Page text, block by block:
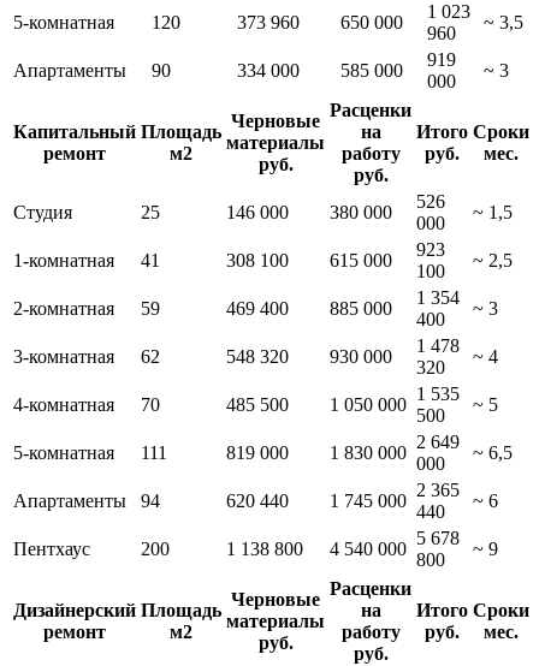
5-комнатная 120 373 960 650 000
1 023
960
~ 3,5
Апартаменты 90 334 000 585 000
919
000
~ 3
Капитальный
ремонт
Площадь
м2
Черновые
материалы
руб.
Расценки
на
работу
руб.
Итого
руб.
Сроки
мес.
Студия 25 146 000 380 000
526
000
~ 1,5
1-комнатная 41 308 100 615 000
923
100
~ 2,5
2-комнатная 59 469 400 885 000
1 354
400
~ 3
3-комнатная 62 548 320 930 000
1 478
320
~ 4
4-комнатная 70 485 500 1 050 000
1 535
500
~ 5
5-комнатная 111 819 000 1 830 000
2 649
000
~ 6,5
Апартаменты 94 620 440 1 745 000
2 365
440
~ 6
Пентхаус 200 1 138 800 4 540 000
5 678
800
~ 9
Дизайнерский
ремонт
Площадь
м2
Черновые
материалы
руб.
Расценки
на
работу
руб.
Итого
руб.
Сроки
мес.